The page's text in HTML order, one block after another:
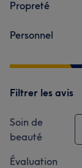
Propreté
Personnel
Filtrer les avis
Soin de
beauté
Évaluation